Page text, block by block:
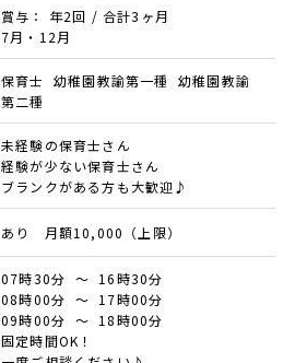
賞与： 年2回 / 合計3ヶ月
7月・12月
保育士 幼稚園教諭第一種 幼稚園教諭
第二種
未経験の保育士さん
経験が少ない保育士さん
ブランクがある方も大歓迎♪
あり 月額10,000（上限）
07時30分 ～ 16時30分
08時00分 ～ 17時00分
09時00分 ～ 18時00分
固定時間OK！